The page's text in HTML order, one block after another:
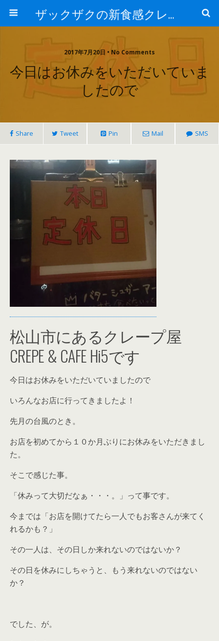
ザックザクの新食感クレープ|CREPE & CAFE Hi5
2017年7月20日 • No Comments
今日はお休みをいただいていま
したので
Share Tweet Pin Mail SMS
松山市にあるクレープ屋
CREPE & CAFE Hi5です
今日はお休みをいただいていましたので
いろんなお店に行ってきましたよ！
先月の台風のとき。
お店を初めてから１０か月ぶりにお休みをいただきまし
た。
そこで感じた事。
「休みって大切だなぁ・・・。」って事です。
今までは「お店を開けてたら一人でもお客さんが来てく
れるかも？」
その一人は、その日しか来れないのではないか？
その日を休みにしちゃうと、もう来れないのではない
か？
でした、が。